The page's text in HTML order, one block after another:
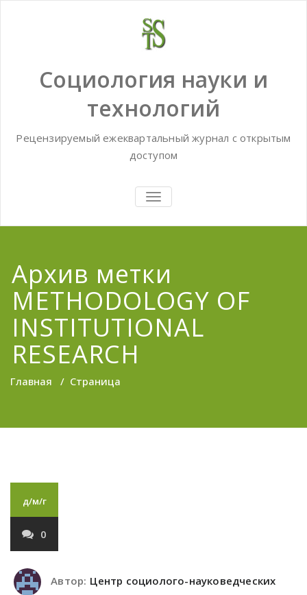
Социология науки и
технологий
Рецензируемый ежеквартальный журнал с открытым
доступом
TOGGLE
NAVIGATION
Архив метки
METHODOLOGY OF
INSTITUTIONAL
RESEARCH
Главная / Страница
д/м/г
0
Автор: Центр социолого-науковедческих